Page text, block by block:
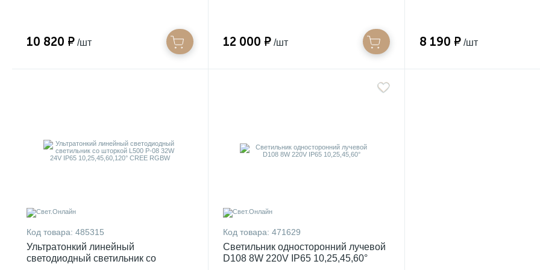
10 820 ₽ /шт 12 000 ₽ /шт 8 190 ₽ /шт
Код товара: 485315
Ультратонкий линейный
светодиодный светильник со
Код товара: 471629
Светильник односторонний лучевой
D108 8W 220V IP65 10,25,45,60°